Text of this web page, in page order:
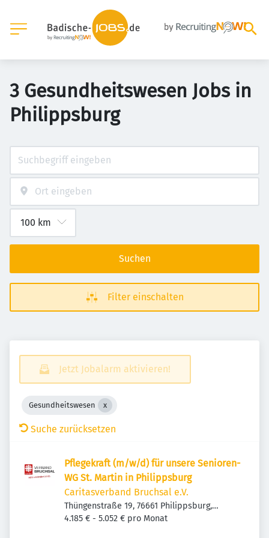
3 Gesundheitswesen Jobs in
Philippsburg
Suchen
Filter einschalten
Jetzt Jobalarm aktivieren!
Gesundheitswesen
Suche zurücksetzen
Pflegekraft (m/w/d) für unsere Senioren-
WG St. Martin in Philippsburg
Caritasverband Bruchsal e.V.
Thüngenstraße 19, 76661 Philippsburg,
Deutschland
4.185 € - 5.052 € pro Monat